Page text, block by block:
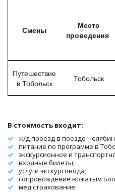
Смены
Место
проведения
Путешествие
в Тобольск
Тобольск
В стоимость входит:
ж/д проезд в поезде
питание по программе в
экскурсионное и
входные билеты;
услуги экскурсовода;
сопровождение вожатым
мед.страхование.